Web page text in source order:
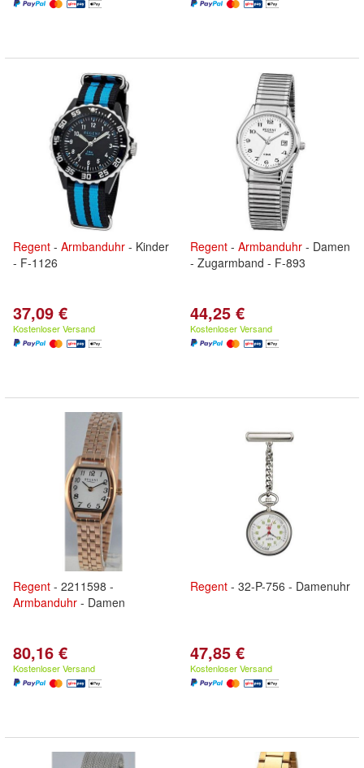
Regent - Armbanduhr - Kinder
- F-1126
37,09 €
Kostenloser Versand
Regent - Armbanduhr - Damen
- Zugarmband - F-893
44,25 €
Kostenloser Versand
Regent - 2211598 -
Armbanduhr - Damen
80,16 €
Kostenloser Versand
Regent - 32-P-756 - Damenuhr
47,85 €
Kostenloser Versand